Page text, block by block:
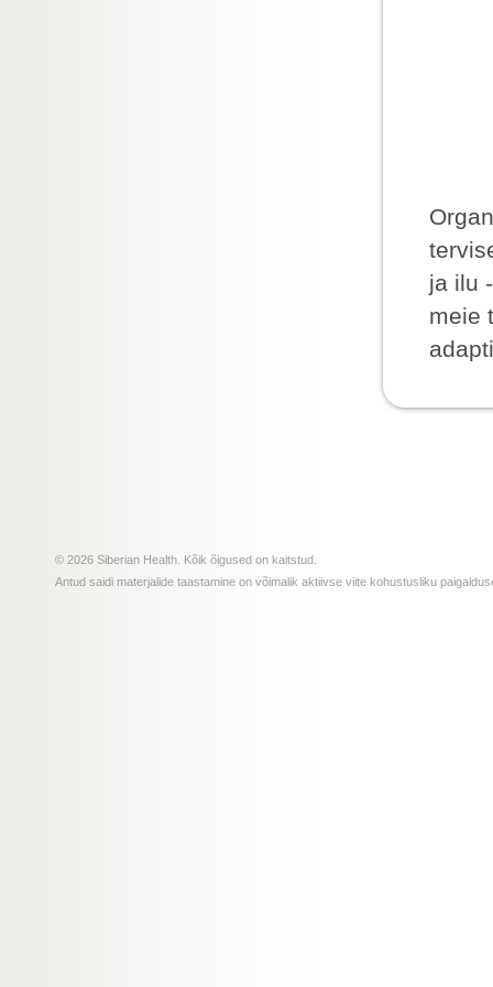
ja ilu
meie
© 2026 Siberian Health. Kõik õigused on kaitstud.
Antud saidi materjalide taastamine on võimalik aktiivse viite kohustusliku